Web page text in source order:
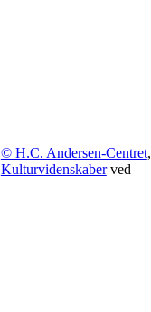
© H.C. Andersen-Centret,
Kulturvidenskaberved